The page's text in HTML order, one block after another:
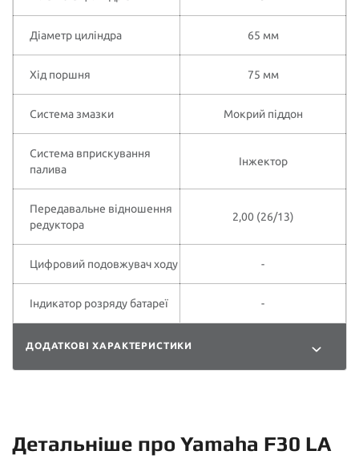
Діаметр циліндра 65 мм
Хід поршня 75 мм
Система змазки Мокрий піддон
Система вприскування
палива
Інжектор
Передавальне відношення
редуктора
2,00 (26/13)
Цифровий подовжувач ходу -
Індикатор розряду батареї -
ДОДАТКОВІ ХАРАКТЕРИСТИКИ
Детальніше про Yamaha F30 LA